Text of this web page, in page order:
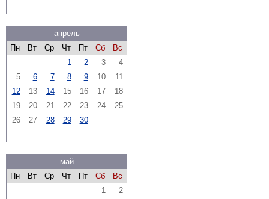
апрель
Пн
Вт Ср Чт Пт Сб
Вс
1
2 3
4
5
6 7 8 9 10
11
12
13 14 15 16 17
18
19
20 21 22 23 24
25
26
27 28 29 30
май
Пн
Вт Ср Чт Пт Сб
Вс
1
2